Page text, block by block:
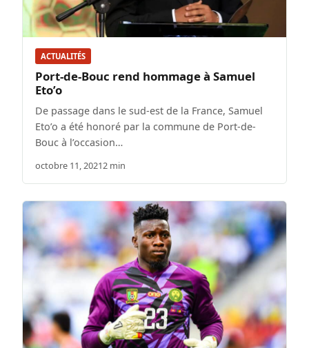
ACTUALITÉS
Port-de-Bouc rend hommage à Samuel
Eto’o
De passage dans le sud-est de la France, Samuel
Eto’o a été honoré par la commune de Port-de-
Bouc à l’occasion…
octobre 11, 20212 min